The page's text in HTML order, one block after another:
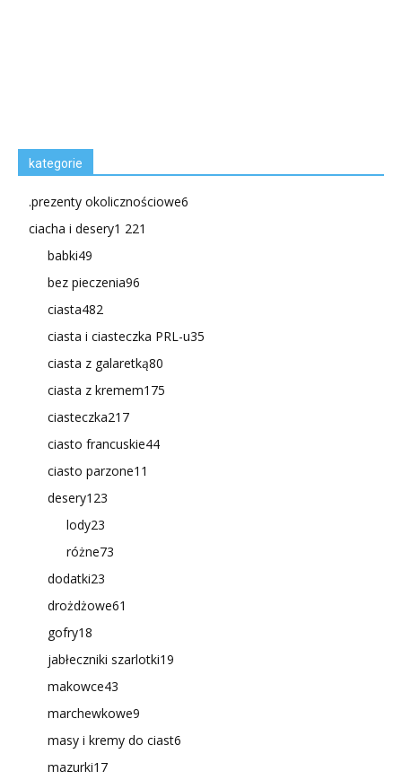
kategorie
.prezenty okolicznościowe6
ciacha i desery1 221
babki49
bez pieczenia96
ciasta482
ciasta i ciasteczka PRL-u35
ciasta z galaretką80
ciasta z kremem175
ciasteczka217
ciasto francuskie44
ciasto parzone11
desery123
lody23
różne73
dodatki23
drożdżowe61
gofry18
jabłeczniki szarlotki19
makowce43
marchewkowe9
masy i kremy do ciast6
mazurki17